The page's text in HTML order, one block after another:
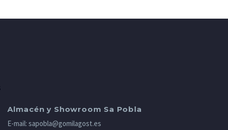
Almacén y Showroom Sa Pobla
E-mail: sapobla@gomilagost.es